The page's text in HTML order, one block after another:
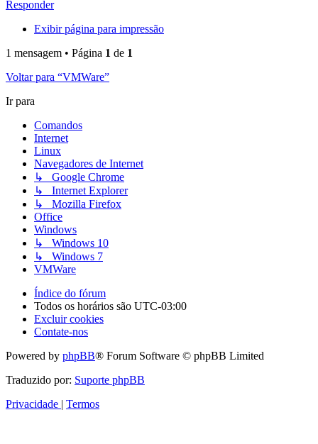
Responder
Exibir página para impressão
1 mensagem • Página 1 de 1
Voltar para “VMWare”
Ir para
Comandos
Internet
Linux
Navegadores de Internet
↳ Google Chrome
↳ Internet Explorer
↳ Mozilla Firefox
Office
Windows
↳ Windows 10
↳ Windows 7
VMWare
Índice do fórum
Todos os horários são UTC-03:00
Excluir cookies
Contate-nos
Powered by phpBB® Forum Software © phpBB Limited
Traduzido por: Suporte phpBB
Privacidade | Termos